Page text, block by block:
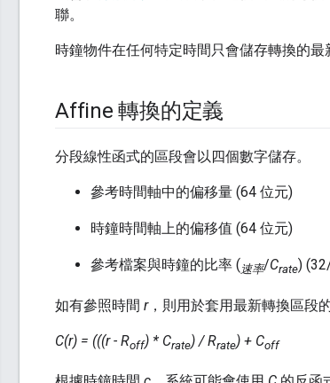
聯。
時鐘物件在任何特定時間只會儲存轉換的最
Affine 轉換的定義
分段線性函式的區段會以四個數字儲存。
參考時間軸中的偏移量 (64 位元)
時鐘時間軸上的偏移值 (64 位元)
參考檔案與時鐘的比率 (速率/Crate)
如有參照時間 r，則用於套用最新轉換區段
C(r) = (((r - Roff) * Crate) / Rrate) + Coff